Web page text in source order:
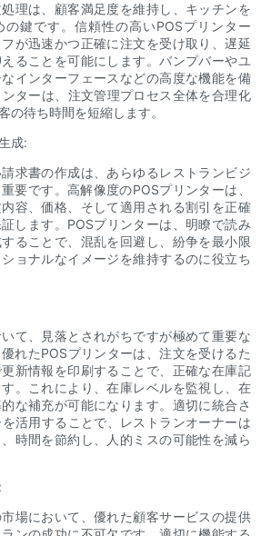
理は、顧客満足度を維持し、キッチンを
の鍵です。信頼性の高いPOSプリンター
が迅速かつ正確に注文を受け取り、遅延
ることを可能にします。バンプバーやユ
インターフェースなどの高度な機能を備
ターは、注文管理プロセス全体を合理化
の待ち時間を短縮します。
成:
求書の作成は、あらゆるレストランビジ
要です。高解像度のPOSプリンターは、
容、価格、そして適用される割引を正確
します。POSプリンターは、明瞭で読み
ることで、混乱を回避し、紛争を最小限
ョナルなイメージを維持するのに役立ち
て、見落とされがちですが極めて重要な
れたPOSプリンターは、注文を受けるた
新情報を印刷することで、正確な在庫記
。これにより、在庫レベルを監視し、在
な補充が可能になります。適切に統合さ
活用することで、レストランオーナーは
時間を節約し、人的ミスの可能性を減ら
場において、優れた顧客サービスの提供